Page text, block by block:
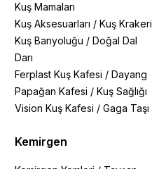
Kuş Mamaları
Kuş Aksesuarları / Kuş Krakeri
Kuş Banyoluğu / Doğal Dal
Darı
Ferplast Kuş Kafesi / Dayang
Papağan Kafesi / Kuş Sağlığı
Vision Kuş Kafesi / Gaga Taşı
Kemirgen